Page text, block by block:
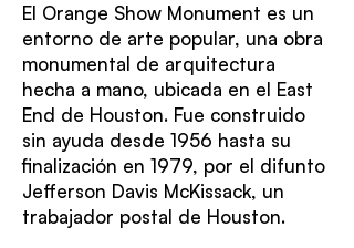
El Orange Show Monument es un
entorno de arte popular, una obra
monumental de arquitectura
hecha a mano, ubicada en el East
End de Houston. Fue construido
sin ayuda desde 1956 hasta su
finalización en 1979, por el difunto
Jefferson Davis McKissack, un
trabajador postal de Houston.